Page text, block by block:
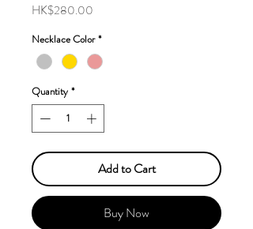
HK$280.00
Necklace Color *
Quantity *
Add to Cart
Buy Now